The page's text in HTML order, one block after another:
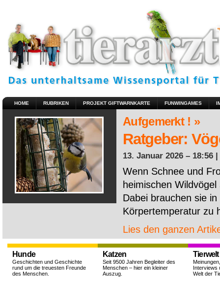
HOME RUBRIKEN PROJEKT GIFTWARNKARTE FUNWINGAMES
Aufgemerkt ! »
Ratgeber:
13. Januar 2026 – 18:56 |
Wenn Schnee und
heimischen
Dabei brauchen sie
Körpertemperatur zu
Lies den ganzen
Hunde
Geschichten und Geschichte
rund um die treuesten Freunde
des Menschen.
Katzen
Seit 9500 Jahren Begleiter des
Menschen – hier ein kleiner
Auszug.
Tierwelt
Interviews
Welt der